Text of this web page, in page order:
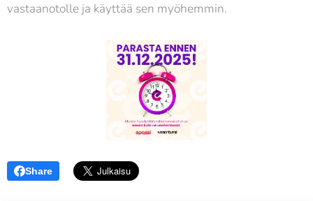
vastaanotolle ja käyttää sen myöhemmin.
Share